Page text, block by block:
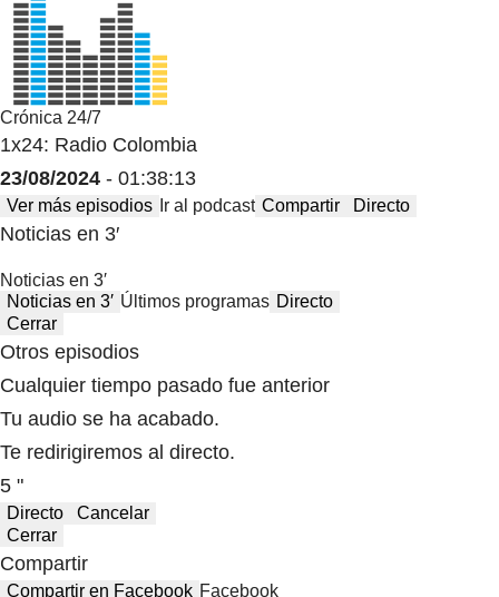
Crónica 24/7
1x24: Radio Colombia
23/08/2024 - 01:38:13
Ver más episodios Ir al podcast Compartir Directo
Noticias en 3′
Noticias en 3′
Noticias en 3′ Últimos programas Directo
Cerrar
Otros episodios
Cualquier tiempo pasado fue anterior
Tu audio se ha acabado.
Te redirigiremos al directo.
5 "
Directo
Cancelar
Cerrar
Compartir
Compartir en Facebook Facebook